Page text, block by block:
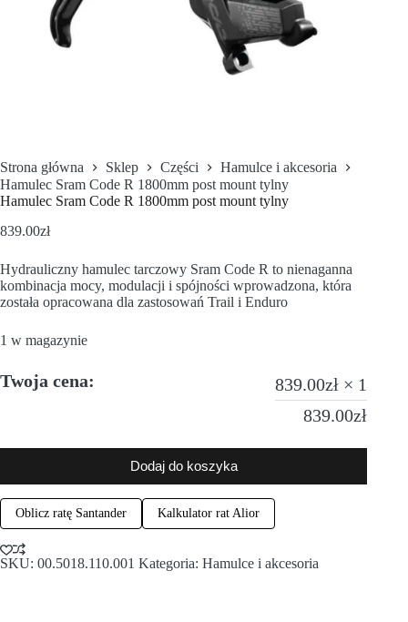
Strona główna Sklep Części
Hamulce i akcesoria
Hamulec Sram Code R 1800mm post mount tylny
Hamulec Sram Code R 1800mm post mount tylny
839.00zł
Hydrauliczny hamulec tarczowy Sram Code R to nienaganna
kombinacja mocy, modulacji i spójności wprowadzona, która
została opracowana dla zastosowań Trail i Enduro
1 w magazynie
Twoja cena: 839.00zł × 1
839.00zł
Dodaj do koszyka
Oblicz ratę Santander Kalkulator rat Alior
SKU: 00.5018.110.001 Kategoria: Hamulce i akcesoria